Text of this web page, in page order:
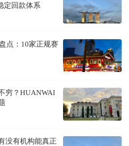
定回款体系
点：10家正规赛
穷？HUANWAI
没有机构能真正